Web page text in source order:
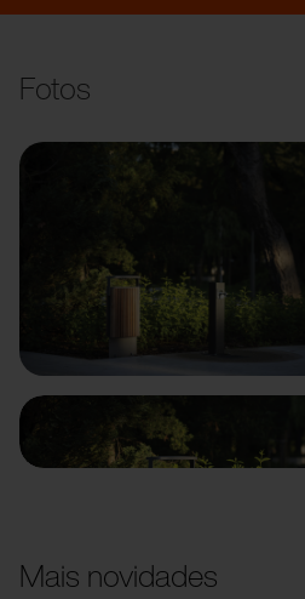
Fotos
Anterior
Mais novidades